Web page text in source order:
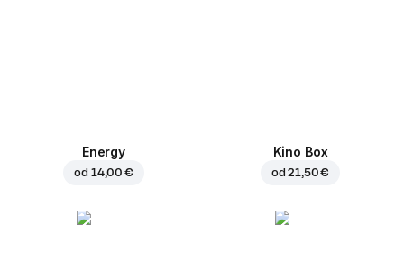
Energy
od 14,00 €
Kino Box
od21,50 €